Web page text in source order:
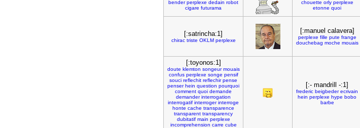
bender perplexe dedain robot
cigare futurama
chouette orly perplexe
etonne quoi
[:satrincha:1]
chirac triste OKLM perplexe
[:manuel calavera]
perplexe fille pute frange
douchebag moche mouais
[:toyonos:1]
doute klemton songeur mouais
confus perplexe songe pensif
souci reflechit reflechir pense
penser hein question pourquoi
comment quoi demande
demander interrogation
interrogatif interroger interroge
honte cache transparence
transparent transparency
dubitatif main perplexe
incomprehension carre cube
[:- mandrill -:1]
frederic beigbeder ecrivain
hein perplexe hype bobo
barbe